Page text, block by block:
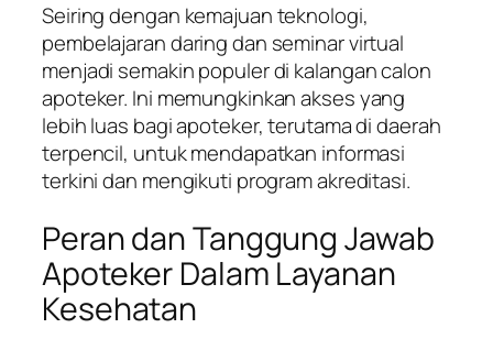
Seiring dengan kemajuan teknologi,
pembelajaran daring dan seminar virtual
menjadi semakin populer di kalangan calon
apoteker. Ini memungkinkan akses yang
lebih luas bagi apoteker, terutama di daerah
terpencil, untuk mendapatkan informasi
terkini dan mengikuti program akreditasi.
Peran dan Tanggung Jawab
Apoteker Dalam Layanan
Kesehatan